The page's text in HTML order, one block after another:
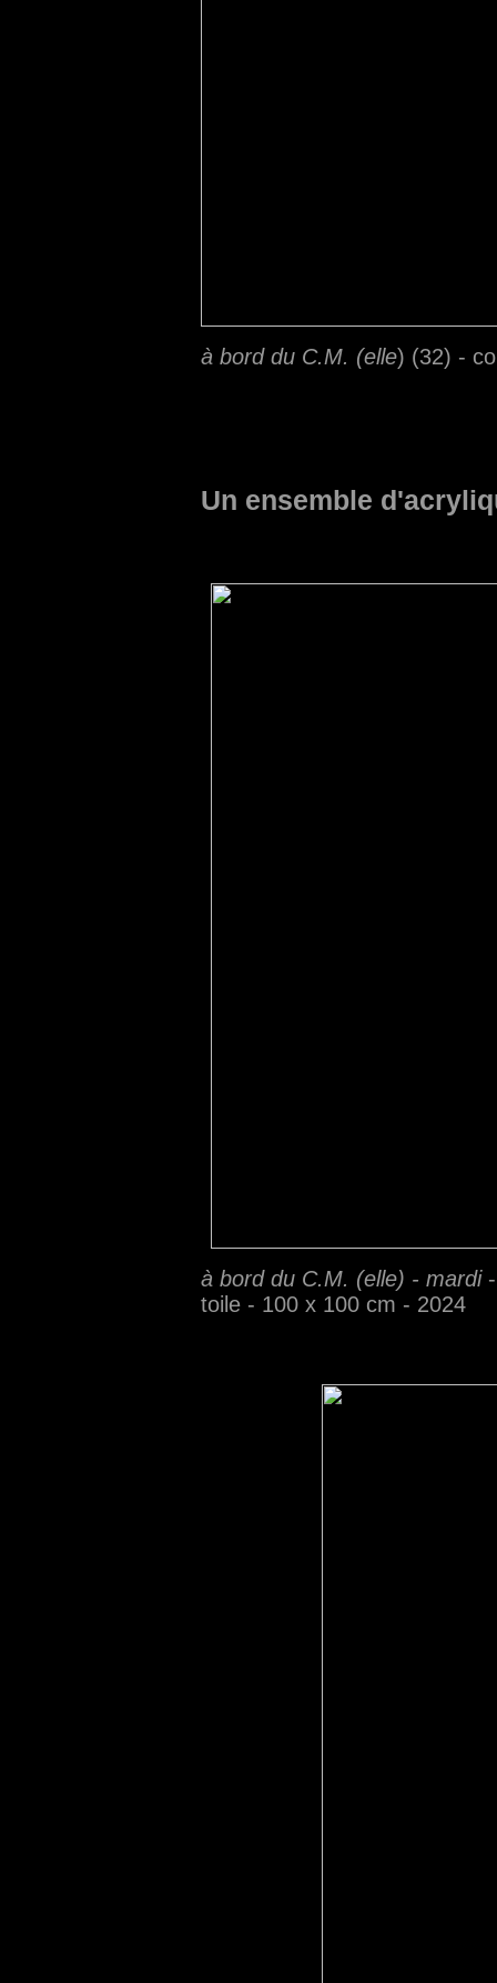
à bord du C.M. (elle) (32) -
Un ensemble
à bord du C.M. (elle) - mardi
toile - 100 x 100 cm - 2024